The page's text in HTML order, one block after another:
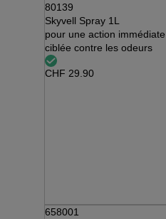
80139
Skyvell Spray 1L
pour une action
ciblée contre les odeurs
CHF 29.90
658001